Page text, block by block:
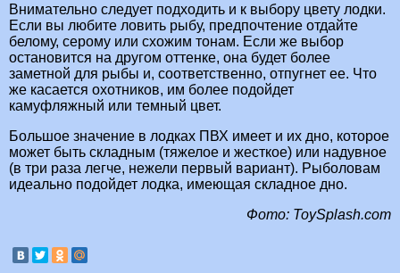
Внимательно следует подходить и к выбору цвету лодки.
Если вы любите ловить рыбу, предпочтение отдайте
белому, серому или схожим тонам. Если же выбор
остановится на другом оттенке, она будет более
заметной для рыбы и, соответственно, отпугнет ее. Что
же касается охотников, им более подойдет
камуфляжный или темный цвет.
Большое значение в лодках ПВХ имеет и их дно, которое
может быть складным (тяжелое и жесткое) или надувное
(в три раза легче, нежели первый вариант). Рыболовам
идеально подойдет лодка, имеющая складное дно.
Фото: ToySplash.com